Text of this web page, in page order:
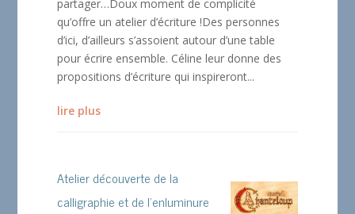
partager…Doux moment de complicité
qu’offre un atelier d’écriture !Des personnes
d’ici, d’ailleurs s’assoient autour d’une table
pour écrire ensemble. Céline leur donne des
propositions d’écriture qui inspireront...
lire plus
Atelier découverte de la
calligraphie et de l’enluminure